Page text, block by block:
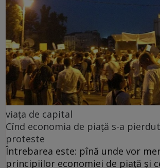
viața de capital
Cînd economia de piață s-a
proteste
Întrebarea este: pînă unde vor
principiilor economiei de piață și